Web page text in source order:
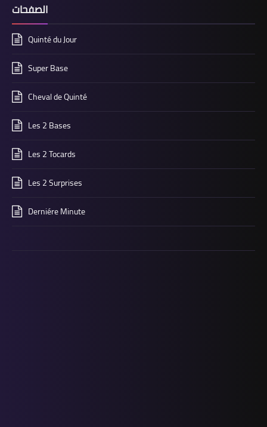
الصفحات
Quinté du Jour
Super Base
Cheval de Quinté
Les 2 Bases
Les 2 Tocards
Les 2 Surprises
Derniére Minute